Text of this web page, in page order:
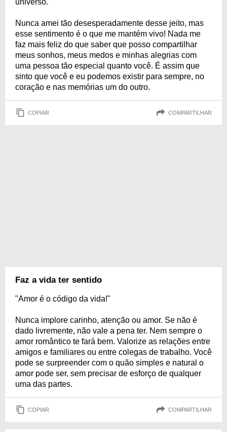
universo."
Nunca amei tão desesperadamente desse jeito, mas
esse sentimento é o que me mantém vivo! Nada me
faz mais feliz do que saber que posso compartilhar
meus sonhos, meus medos e minhas alegrias com
uma pessoa tão especial quanto você. É assim que
sinto que você e eu podemos existir para sempre, no
coração e nas memórias um do outro.
COPIAR COMPARTILHAR
Faz a vida ter sentido
"Amor é o código da vida!"
Nunca implore carinho, atenção ou amor. Se não é
dado livremente, não vale a pena ter. Nem sempre o
amor romântico te fará bem. Valorize as relações entre
amigos e familiares ou entre colegas de trabalho. Você
pode se surpreender com o quão simples e natural o
amor pode ser, sem precisar de esforço de qualquer
uma das partes.
COPIAR COMPARTILHAR